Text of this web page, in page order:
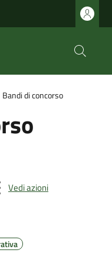
Bandi di concorso
Vedi azioni